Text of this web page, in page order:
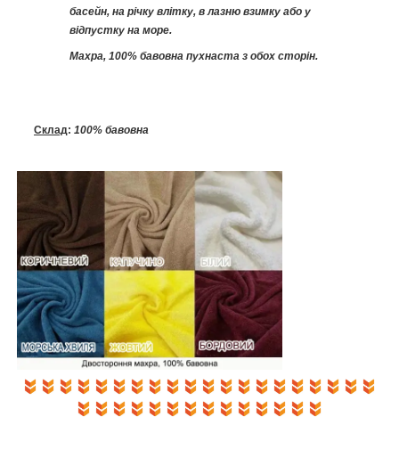
басейн, на річку влітку, в лазню взимку або у
відпустку на море.
Махра, 100% бавовна пухнаста з обох сторін.
Склад: 100% бавовна